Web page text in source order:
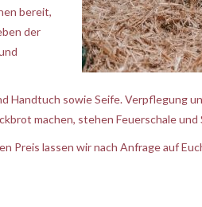
bereit,
der
sowie Seife. Verpflegung
machen, stehen Feuerschale
Preis lassen wir nach Anfrage auf